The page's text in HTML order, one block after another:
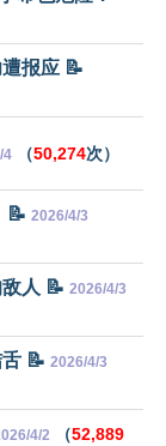
报应 📝
4 （50,274次）
📝 2026/4/3
人 📝 2026/4/3
📝 2026/4/3
4/2 （52,889